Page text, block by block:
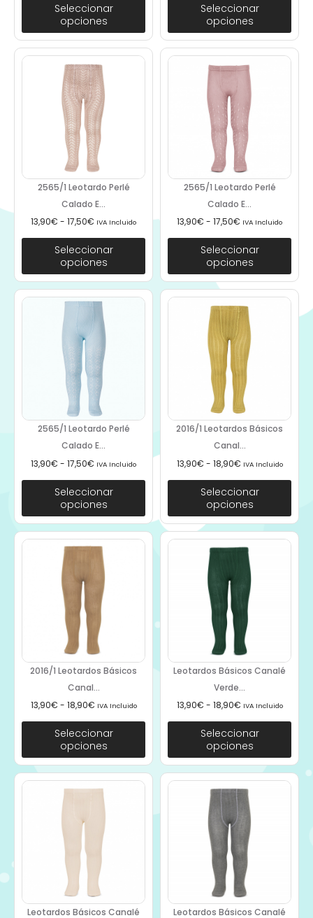
Seleccionar
opciones
Seleccionar
opciones
2565/1 Leotardo Perlé
Calado E...
13,90€ - 17,50€ IVA Incluido
Seleccionar
opciones
2565/1 Leotardo Perlé
Calado E...
13,90€ - 17,50€ IVA Incluido
Seleccionar
opciones
2565/1 Leotardo Perlé
Calado E...
13,90€ - 17,50€ IVA Incluido
Seleccionar
opciones
2016/1 Leotardos Básicos
Canal...
13,90€ - 18,90€ IVA Incluido
Seleccionar
opciones
2016/1 Leotardos Básicos
Canal...
13,90€ - 18,90€ IVA Incluido
Seleccionar
opciones
Leotardos Básicos Canalé
Verde...
13,90€ - 18,90€ IVA Incluido
Seleccionar
opciones
Leotardos Básicos Canalé Leotardos Básicos Canalé